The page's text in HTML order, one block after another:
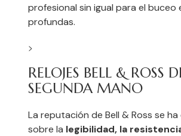
profesional sin igual para el buceo
profundas.
>
RELOJES BELL & ROSS
SEGUNDA MANO
La reputación de Bell & Ross se
sobre la legibilidad, la